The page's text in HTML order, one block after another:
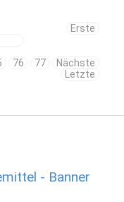
Erste
76 77
Nächste
Letzte
- Banner